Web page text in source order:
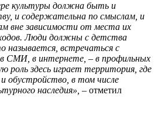
культуры должна быть и
и содержательна по смыслам, и
вне зависимости от места их
Люди должны с детства
встречаться с
в СМИ, в интернете, – в профильных
роль здесь играет территория, где
обустройство, в том числе
наследия», – отметил